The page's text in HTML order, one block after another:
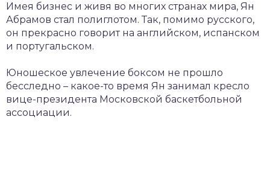
Имея бизнес и живя во многих странах мира, Ян
Абрамов стал полиглотом. Так, помимо русского,
он прекрасно говорит на английском, испанском
и португальском.
Юношеское увлечение боксом не прошло
бесследно – какое-то время Ян занимал кресло
вице-президента Московской баскетбольной
ассоциации.